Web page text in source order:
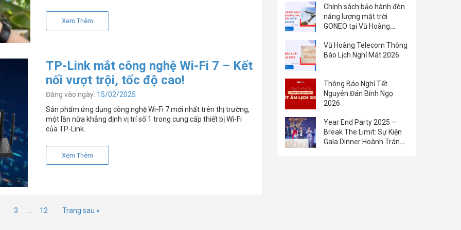
Xem Thêm
TP-Link mắt công nghệ Wi-Fi 7 – Kết
nối vượt trội, tốc độ cao!
Đăng vào ngày: 15/02/2025
Sản phẩm ứng dụng công nghệ Wi-Fi 7 mới nhất trên thị trường,
một lần nữa khẳng định vị trí số 1 trong cung cấp thiết bị Wi-Fi
của TP-Link.
Xem Thêm
3 … 12 Trang sau »
Chính sách bảo hành đèn
năng lượng mặt trời
GONEO tại Vũ Hoàng
Vũ Hoàng Telecom Thông
Báo Lịch Nghỉ Mát 2026
Thông Báo Nghỉ Tết
Nguyên Đán Bính Ngọ
2026
Year End Party 2025 –
Break The Limit: Sự Kiện
Gala Dinner Hoành Tráng